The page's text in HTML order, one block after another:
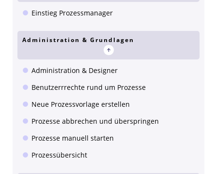
Einstieg Prozessmanager
Administration & Grundlagen
Administration & Designer
Benutzerrrechte rund um Prozesse
Neue Prozessvorlage erstellen
Prozesse abbrechen und überspringen
Prozesse manuell starten
Prozessübersicht